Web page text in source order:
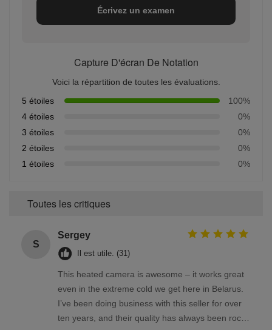
Écrivez un examen
Capture D'écran De Notation
Voici la répartition de toutes les évaluations.
5 étoiles
100%
4 étoiles
0%
3 étoiles
0%
2 étoiles
0%
1 étoiles
0%
Toutes les critiques
S
Sergey
Il est utile. (31)
This heated camera is awesome – it works great
even in the extreme cold we get here in Belarus.
I’ve been doing business with this seller for over
ten years, and their quality has always been rock-